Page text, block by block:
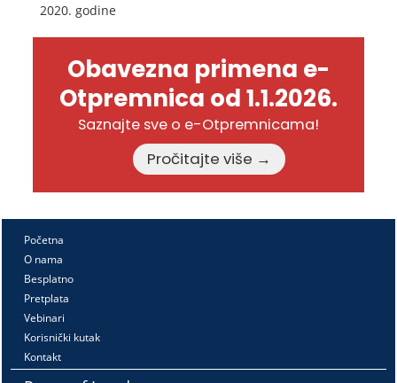
2020. godine
Obavezna primena e-
Otpremnica od 1.1.2026.
Saznajte sve o e-Otpremnicama!
Pročitajte više →
Početna
O nama
Besplatno
Pretplata
Vebinari
Korisnički kutak
Kontakt